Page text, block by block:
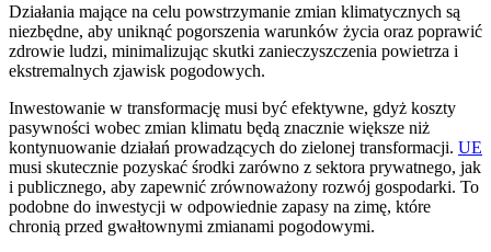
Działania mające na celu powstrzymanie zmian klimatycznych są
niezbędne, aby uniknąć pogorszenia warunków życia oraz poprawić
zdrowie ludzi, minimalizując skutki zanieczyszczenia powietrza i
ekstremalnych zjawisk pogodowych.
Inwestowanie w transformację musi być efektywne, gdyż koszty
pasywności wobec zmian klimatu będą znacznie większe niż
kontynuowanie działań prowadzących do zielonej transformacji. UE
musi skutecznie pozyskać środki zarówno z sektora prywatnego, jak
i publicznego, aby zapewnić zrównoważony rozwój gospodarki. To
podobne do inwestycji w odpowiednie zapasy na zimę, które
chronią przed gwałtownymi zmianami pogodowymi.